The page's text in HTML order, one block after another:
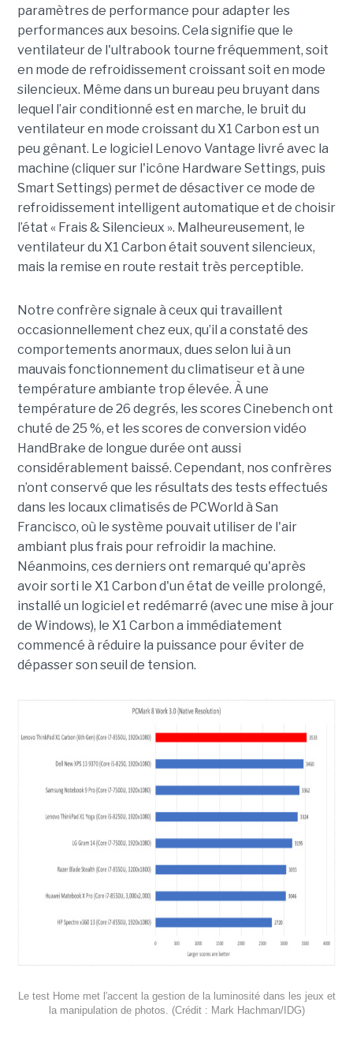
paramètres de performance pour adapter les
performances aux besoins. Cela signifie que le
ventilateur de l'ultrabook tourne fréquemment, soit
en mode de refroidissement croissant soit en mode
silencieux. Même dans un bureau peu bruyant dans
lequel l’air conditionné est en marche, le bruit du
ventilateur en mode croissant du X1 Carbon est un
peu gênant. Le logiciel Lenovo Vantage livré avec la
machine (cliquer sur l'icône Hardware Settings, puis
Smart Settings) permet de désactiver ce mode de
refroidissement intelligent automatique et de choisir
l’état « Frais & Silencieux ». Malheureusement, le
ventilateur du X1 Carbon était souvent silencieux,
mais la remise en route restait très perceptible.
Notre confrère signale à ceux qui travaillent
occasionnellement chez eux, qu’il a constaté des
comportements anormaux, dues selon lui à un
mauvais fonctionnement du climatiseur et à une
température ambiante trop élevée. À une
température de 26 degrés, les scores Cinebench ont
chuté de 25 %, et les scores de conversion vidéo
HandBrake de longue durée ont aussi
considérablement baissé. Cependant, nos confrères
n’ont conservé que les résultats des tests effectués
dans les locaux climatisés de PCWorld à San
Francisco, où le système pouvait utiliser de l'air
ambiant plus frais pour refroidir la machine.
Néanmoins, ces derniers ont remarqué qu'après
avoir sorti le X1 Carbon d'un état de veille prolongé,
installé un logiciel et redémarré (avec une mise à jour
de Windows), le X1 Carbon a immédiatement
commencé à réduire la puissance pour éviter de
dépasser son seuil de tension.
Le test Home met l'accent la gestion de la luminosité dans les jeux et
la manipulation de photos. (Crédit : Mark Hachman/IDG)